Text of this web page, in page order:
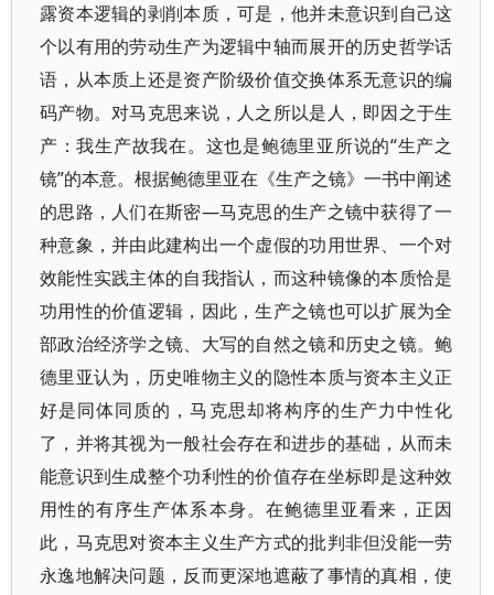
露资本逻辑的剥削本质，可是，他并未意识到自己这
个以有用的劳动生产为逻辑中轴而展开的历史哲学话
语，从本质上还是资产阶级价值交换体系无意识的编
码产物。对马克思来说，人之所以是人，即因之于生
产：我生产故我在。这也是鲍德里亚所说的“生产之
镜”的本意。根据鲍德里亚在《生产之镜》一书中阐述
的思路，人们在斯密—马克思的生产之镜中获得了一
种意象，并由此建构出一个虚假的功用世界、一个对
效能性实践主体的自我指认，而这种镜像的本质恰是
功用性的价值逻辑，因此，生产之镜也可以扩展为全
部政治经济学之镜、大写的自然之镜和历史之镜。鲍
德里亚认为，历史唯物主义的隐性本质与资本主义正
好是同体同质的，马克思却将构序的生产力中性化
了，并将其视为一般社会存在和进步的基础，从而未
能意识到生成整个功利性的价值存在坐标即是这种效
用性的有序生产体系本身。在鲍德里亚看来，正因
此，马克思对资本主义生产方式的批判非但没能一劳
永逸地解决问题，反而更深地遮蔽了事情的真相，使